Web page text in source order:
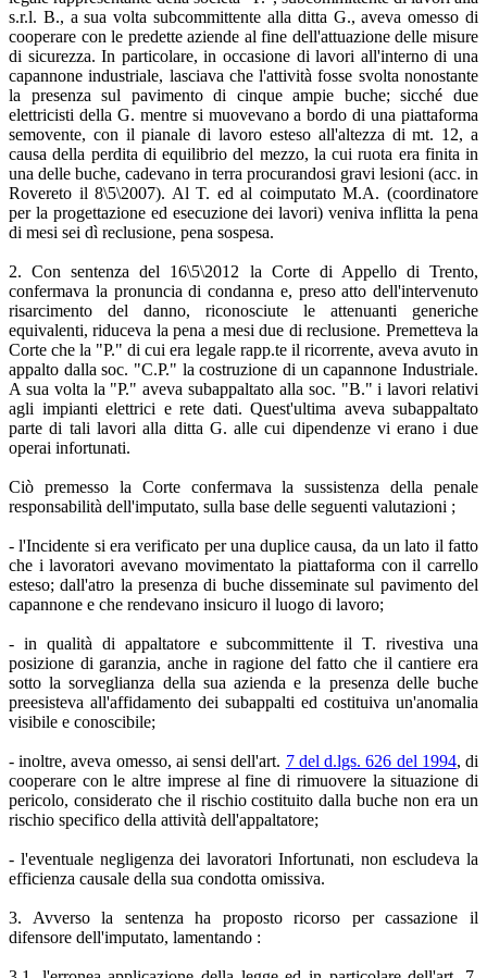
s.r.l. B., a sua volta subcommittente alla ditta G., aveva omesso di
cooperare con le predette aziende al fine dell'attuazione delle misure
di sicurezza. In particolare, in occasione di lavori all'interno di una
capannone industriale, lasciava che l'attività fosse svolta nonostante
la presenza sul pavimento di cinque ampie buche; sicché due
elettricisti della G. mentre si muovevano a bordo di una piattaforma
semovente, con il pianale di lavoro esteso all'altezza di mt. 12, a
causa della perdita di equilibrio del mezzo, la cui ruota era finita in
una delle buche, cadevano in terra procurandosi gravi lesioni (acc. in
Rovereto il 8\5\2007). Al T. ed al coimputato M.A. (coordinatore
per la progettazione ed esecuzione dei lavori) veniva inflitta la pena
di mesi sei dì reclusione, pena sospesa.
2. Con sentenza del 16\5\2012 la Corte di Appello di Trento,
confermava la pronuncia di condanna e, preso atto dell'intervenuto
risarcimento del danno, riconosciute le attenuanti generiche
equivalenti, riduceva la pena a mesi due di reclusione. Premetteva la
Corte che la "P." di cui era legale rapp.te il ricorrente, aveva avuto in
appalto dalla soc. "C.P." la costruzione di un capannone Industriale.
A sua volta la "P." aveva subappaltato alla soc. "B." i lavori relativi
agli impianti elettrici e rete dati. Quest'ultima aveva subappaltato
parte di tali lavori alla ditta G. alle cui dipendenze vi erano i due
operai infortunati.
Ciò premesso la Corte confermava la sussistenza della penale
responsabilità dell'imputato, sulla base delle seguenti valutazioni ;
- l'Incidente si era verificato per una duplice causa, da un lato il fatto
che i lavoratori avevano movimentato la piattaforma con il carrello
esteso; dall'atro la presenza di buche disseminate sul pavimento del
capannone e che rendevano insicuro il luogo di lavoro;
- in qualità di appaltatore e subcommittente il T. rivestiva una
posizione di garanzia, anche in ragione del fatto che il cantiere era
sotto la sorveglianza della sua azienda e la presenza delle buche
preesisteva all'affidamento dei subappalti ed costituiva un'anomalia
visibile e conoscibile;
- inoltre, aveva omesso, ai sensi dell'art. 7 del d.lgs. 626 del 1994, di
cooperare con le altre imprese al fine di rimuovere la situazione di
pericolo, considerato che il rischio costituito dalla buche non era un
rischio specifico della attività dell'appaltatore;
- l'eventuale negligenza dei lavoratori Infortunati, non escludeva la
efficienza causale della sua condotta omissiva.
3. Avverso la sentenza ha proposto ricorso per cassazione il
difensore dell'imputato, lamentando :